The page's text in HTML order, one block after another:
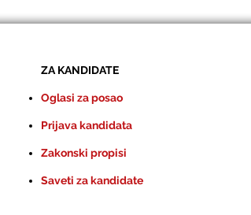
ZA KANDIDATE
Oglasi za posao
Prijava kandidata
Zakonski propisi
Saveti za kandidate